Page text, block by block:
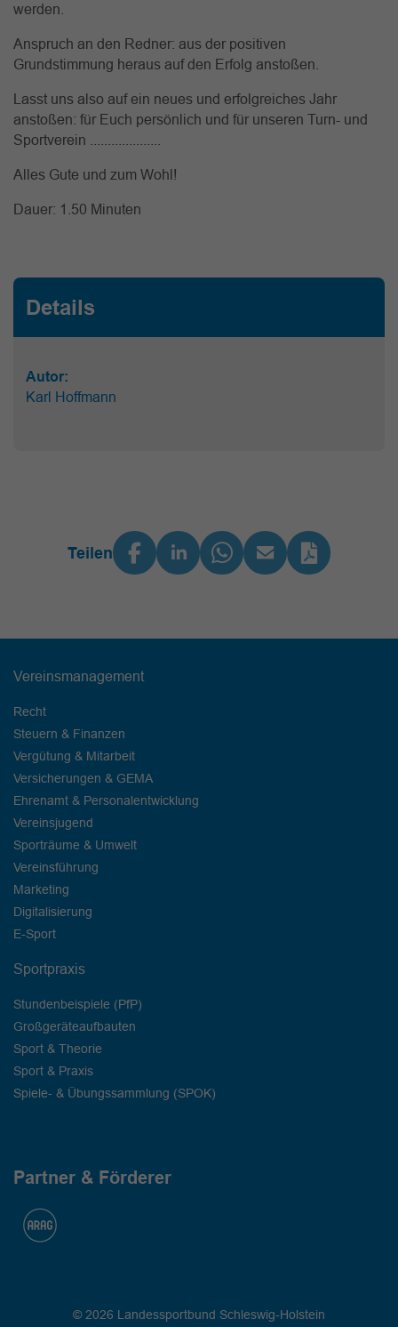
werden.
Anspruch an den Redner: aus der positiven
Grundstimmung heraus auf den Erfolg anstoßen.
Lasst uns also auf ein neues und erfolgreiches Jahr
anstoßen: für Euch persönlich und für unseren Turn- und
Sportverein ....................
Alles Gute und zum Wohl!
Dauer: 1.50 Minuten
Details
Autor:
Karl Hoffmann
Teilen
Vereinsmanagement
Recht
Steuern & Finanzen
Vergütung & Mitarbeit
Versicherungen & GEMA
Ehrenamt & Personalentwicklung
Vereinsjugend
Sporträume & Umwelt
Vereinsführung
Marketing
Digitalisierung
E-Sport
Sportpraxis
Stundenbeispiele (PfP)
Großgeräteaufbauten
Sport & Theorie
Sport & Praxis
Spiele- & Übungssammlung (SPOK)
Partner & Förderer
© 2026 Landessportbund Schleswig-Holstein